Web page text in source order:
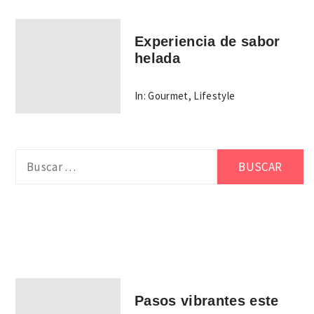
Experiencia de sabor
helada
In: Gourmet, Lifestyle
Pasos vibrantes este